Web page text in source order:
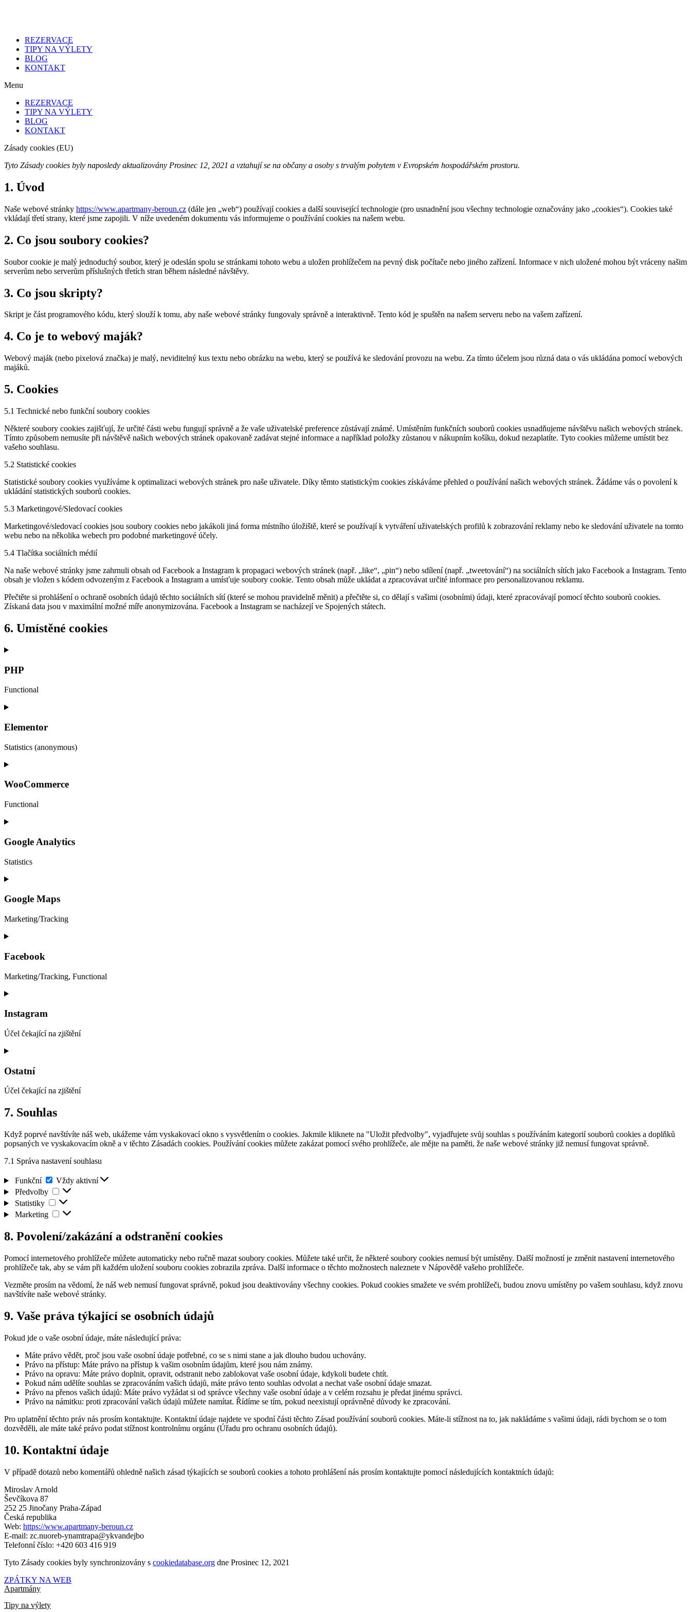
REZERVACE
TIPY NA VÝLETY
BLOG
KONTAKT
Menu
REZERVACE
TIPY NA VÝLETY
BLOG
KONTAKT
Zásady cookies (EU)
Tyto Zásady cookies byly naposledy aktualizovány Prosinec 12, 2021 a vztahují se na občany a osoby s trvalým pobytem v Evropském hospodářském prostoru.
1. Úvod
Naše webové stránky https://www.apartmany-beroun.cz (dále jen „web“) používají cookies a další související technologie (pro usnadnění jsou všechny technologie označovány jako „cookies“). Cookies také
vkládají třetí strany, které jsme zapojili. V níže uvedeném dokumentu vás informujeme o používání cookies na našem webu.
2. Co jsou soubory cookies?
Soubor cookie je malý jednoduchý soubor, který je odeslán spolu se stránkami tohoto webu a uložen prohlížečem na pevný disk počítače nebo jiného zařízení. Informace v nich uložené mohou být vráceny našim
serverům nebo serverům příslušných třetích stran během následné návštěvy.
3. Co jsou skripty?
Skript je část programového kódu, který slouží k tomu, aby naše webové stránky fungovaly správně a interaktivně. Tento kód je spuštěn na našem serveru nebo na vašem zařízení.
4. Co je to webový maják?
Webový maják (nebo pixelová značka) je malý, neviditelný kus textu nebo obrázku na webu, který se používá ke sledování provozu na webu. Za tímto účelem jsou různá data o vás ukládána pomocí webových
majáků.
5. Cookies
5.1 Technické nebo funkční soubory cookies
Některé soubory cookies zajišťují, že určité části webu fungují správně a že vaše uživatelské preference zůstávají známé. Umístěním funkčních souborů cookies usnadňujeme návštěvu našich webových stránek.
Tímto způsobem nemusíte při návštěvě našich webových stránek opakovaně zadávat stejné informace a například položky zůstanou v nákupním košíku, dokud nezaplatíte. Tyto cookies můžeme umístit bez
vašeho souhlasu.
5.2 Statistické cookies
Statistické soubory cookies využíváme k optimalizaci webových stránek pro naše uživatele. Díky těmto statistickým cookies získáváme přehled o používání našich webových stránek. Žádáme vás o povolení k
ukládání statistických souborů cookies.
5.3 Marketingové/Sledovací cookies
Marketingové/sledovací cookies jsou soubory cookies nebo jakákoli jiná forma místního úložiště, které se používají k vytváření uživatelských profilů k zobrazování reklamy nebo ke sledování uživatele na tomto
webu nebo na několika webech pro podobné marketingové účely.
5.4 Tlačítka sociálních médií
Na naše webové stránky jsme zahrnuli obsah od Facebook a Instagram k propagaci webových stránek (např. „like“, „pin“) nebo sdílení (např. „tweetování“) na sociálních sítích jako Facebook a Instagram. Tento
obsah je vložen s kódem odvozeným z Facebook a Instagram a umísťuje soubory cookie. Tento obsah může ukládat a zpracovávat určité informace pro personalizovanou reklamu.
Přečtěte si prohlášení o ochraně osobních údajů těchto sociálních sítí (které se mohou pravidelně měnit) a přečtěte si, co dělají s vašimi (osobními) údaji, které zpracovávají pomocí těchto souborů cookies.
Získaná data jsou v maximální možné míře anonymizována. Facebook a Instagram se nacházejí ve Spojených státech.
6. Umístěné cookies
PHP
Functional
Consent
service
Elementor
Statistics (anonymous)
Consent
service
WooCommerce
Functional
Consent
service
woocommerce
Google Analytics
Statistics
Consent
service
google-
analytics
Google Maps
Marketing/Tracking
Consent
service
maps
Facebook
Marketing/Tracking, Functional
Consent
service
facebook
Instagram
Účel čekající na zjištění
Consent
service
Ostatní
Účel čekající na zjištění
Consent
to
ostatní
7. Souhlas
Když poprvé navštívíte náš web, ukážeme vám vyskakovací okno s vysvětlením o cookies. Jakmile kliknete na "Uložit předvolby", vyjadřujete svůj souhlas s používáním kategorií souborů cookies a doplňků
popsaných ve vyskakovacím okně a v těchto Zásadách cookies. Používání cookies můžete zakázat pomocí svého prohlížeče, ale mějte na paměti, že naše webové stránky již nemusí fungovat správně.
7.1 Správa nastavení souhlasu
Funkční Funkční
Vždy aktivní
Předvolby
Předvolby
Statistiky
Statistiky
Marketing
Marketing
8. Povolení/zakázání a odstranění cookies
Pomocí internetového prohlížeče můžete automaticky nebo ručně mazat soubory cookies. Můžete také určit, že některé soubory cookies nemusí být umístěny. Další možností je změnit nastavení internetového
prohlížeče tak, aby se vám při každém uložení souboru cookies zobrazila zpráva. Další informace o těchto možnostech naleznete v Nápovědě vašeho prohlížeče.
Vezměte prosím na vědomí, že náš web nemusí fungovat správně, pokud jsou deaktivovány všechny cookies. Pokud cookies smažete ve svém prohlížeči, budou znovu umístěny po vašem souhlasu, když znovu
navštívíte naše webové stránky.
9. Vaše práva týkající se osobních údajů
Pokud jde o vaše osobní údaje, máte následující práva:
Máte právo vědět, proč jsou vaše osobní údaje potřebné, co se s nimi stane a jak dlouho budou uchovány.
Právo na přístup: Máte právo na přístup k vašim osobním údajům, které jsou nám známy.
Právo na opravu: Máte právo doplnit, opravit, odstranit nebo zablokovat vaše osobní údaje, kdykoli budete chtít.
Pokud nám udělíte souhlas se zpracováním vašich údajů, máte právo tento souhlas odvolat a nechat vaše osobní údaje smazat.
Právo na přenos vašich údajů: Máte právo vyžádat si od správce všechny vaše osobní údaje a v celém rozsahu je předat jinému správci.
Právo na námitku: proti zpracování vašich údajů můžete namítat. Řídíme se tím, pokud neexistují oprávněné důvody ke zpracování.
Pro uplatnění těchto práv nás prosím kontaktujte. Kontaktní údaje najdete ve spodní části těchto Zásad používání souborů cookies. Máte-li stížnost na to, jak nakládáme s vašimi údaji, rádi bychom se o tom
dozvěděli, ale máte také právo podat stížnost kontrolnímu orgánu (Úřadu pro ochranu osobních údajů).
10. Kontaktní údaje
V případě dotazů nebo komentářů ohledně našich zásad týkajících se souborů cookies a tohoto prohlášení nás prosím kontaktujte pomocí následujících kontaktních údajů:
Miroslav Arnold
Ševčíkova 87
252 25 Jinočany Praha-Západ
Česká republika
Web: https://www.apartmany-beroun.cz
E-mail: zc.nuoreb-ynamtrapa@ykvandejbo
Telefonní číslo: +420 603 416 919
Tyto Zásady cookies byly synchronizovány s cookiedatabase.org dne Prosinec 12, 2021
ZPÁTKY NA WEB
Apartmány
Tipy na výlety